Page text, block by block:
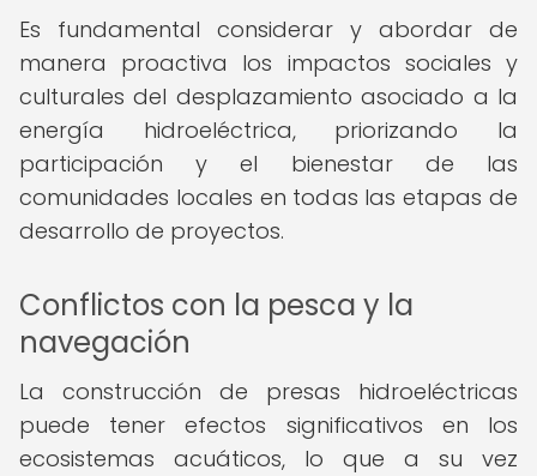
Es fundamental considerar y abordar de
manera proactiva los impactos sociales y
culturales del desplazamiento asociado a la
energía hidroeléctrica, priorizando la
participación y el bienestar de las
comunidades locales en todas las etapas de
desarrollo de proyectos.
Conflictos con la pesca y la
navegación
La construcción de presas hidroeléctricas
puede tener efectos significativos en los
ecosistemas acuáticos, lo que a su vez